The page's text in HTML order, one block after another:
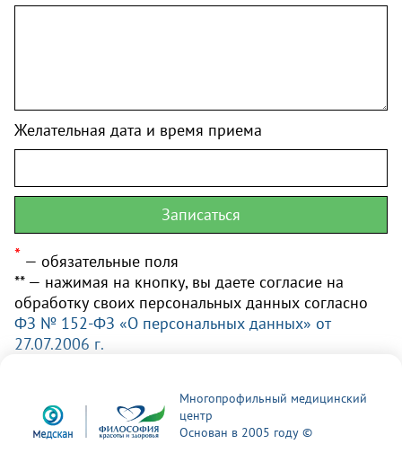
Желательная дата и время приема
* — обязательные поля
** — нажимая на кнопку, вы даете согласие на
обработку своих персональных данных согласно
ФЗ № 152-ФЗ «О персональных данных» от
27.07.2006 г.
Многопрофильный медицинский
центр
Основан в 2005 году ©